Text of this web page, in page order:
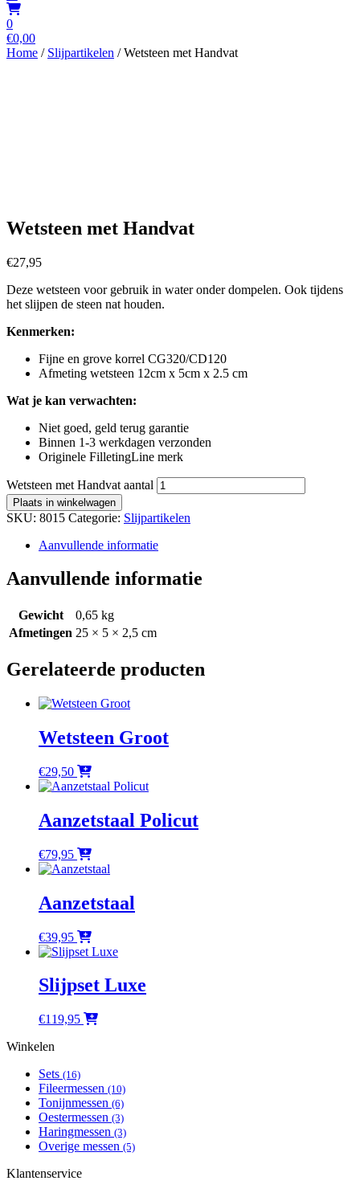
0
€0,00
Home / Slijpartikelen / Wetsteen met Handvat
Wetsteen met Handvat
€27,95
Deze wetsteen voor gebruik in water onder dompelen. Ook tijdens
het slijpen de steen nat houden.
Kenmerken:
Fijne en grove korrel CG320/CD120
Afmeting wetsteen 12cm x 5cm x 2.5 cm
Wat je kan verwachten:
Niet goed, geld terug garantie
Binnen 1-3 werkdagen verzonden
Originele FilletingLine merk
Wetsteen met Handvat aantal
Plaats in winkelwagen
SKU: 8015 Categorie: Slijpartikelen
Aanvullende informatie
Aanvullende informatie
Gewicht
0,65 kg
Afmetingen 25 × 5 × 2,5 cm
Gerelateerde producten
Wetsteen Groot
€29,50
Aanzetstaal Policut
€79,95
Aanzetstaal
€39,95
Slijpset Luxe
€119,95
Winkelen
Sets (16)
Fileermessen (10)
Tonijnmessen (6)
Oestermessen (3)
Haringmessen (3)
Overige messen (5)
Klantenservice